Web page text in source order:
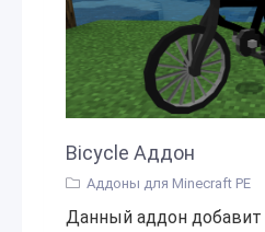
Bicycle Аддон
Аддоны для Minecraft PE
Данный аддон